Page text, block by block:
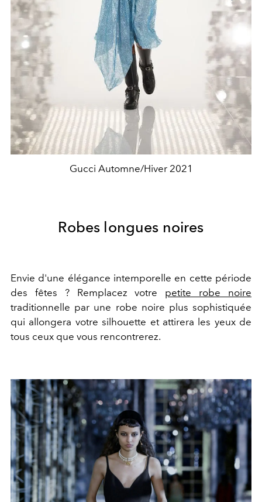
Gucci Automne/Hiver 2021
Robes longues noires
Envie d'une élégance intemporelle en cette période
des fêtes ? Remplacez votre petite robe noire
traditionnelle par une robe noire plus sophistiquée
qui allongera votre silhouette et attirera les yeux de
tous ceux que vous rencontrerez.